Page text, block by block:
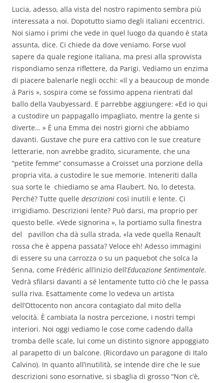
Lucia, adesso, alla vista del nostro rapimento sembra più
interessata a noi. Dopotutto siamo degli italiani eccentrici.
Noi siamo i primi che vede in quel luogo da quando è stata
assunta, dice. Ci chiede da dove veniamo. Forse vuol
sapere da quale regione italiana, ma presi alla sprovvista
rispondiamo senza riflettere, da Parigi. Vediamo un enzima
di piacere balenarle negli occhi: «Il y a beaucoup de monde
à Paris », sospira come se fossimo appena rientrati dal
ballo della Vaubyessard. E parrebbe aggiungere: «Ed io qui
a custodire un pappagallo impagliato, mentre la gente si
diverte… » È una Emma dei nostri giorni che abbiamo
davanti. Gustave che pure era cattivo con le sue creature
letterarie, non avrebbe gradito, sicuramente, che una
“petite femme” consumasse a Croisset una porzione della
propria vita, a custodire le sue memorie. Inteneriti dalla
sua sorte le chiediamo se ama Flaubert. No, lo detesta.
Perché? Tutte quelle descrizioni così inutili e lente. Ci
irrigidiamo. Descrizioni lente? Può darsi, ma proprio per
questo belle. «Vede signorina », la portiamo sulla finestra
del pavillon cha dà sulla strada, «la vede quella Renault
rossa che è appena passata? Veloce eh! Adesso immagini
di essere su una carrozza o su un paquebot che solca la
Senna, come Frédéric all’inizio dell’Educazione Sentimentale.
Vedrà sfilarsi davanti a sé lentamente tutto ciò che le passa
sulla riva. Esattamente come lo vedeva un artista
dell’Ottocento non ancora contagiato dal mito della
velocità. È cambiata la nostra percezione, i nostri tempi
interiori. Noi oggi vediamo le cose come cadendo dalla
tromba delle scale, lui come un distinto signore appoggiato
al parapetto di un balcone. (Ricordavo un paragone di Italo
Calvino). In quanto all’inutilità, se intende dire che le sue
descrizioni sono esornative, si sbaglia di grosso “Non c’è,